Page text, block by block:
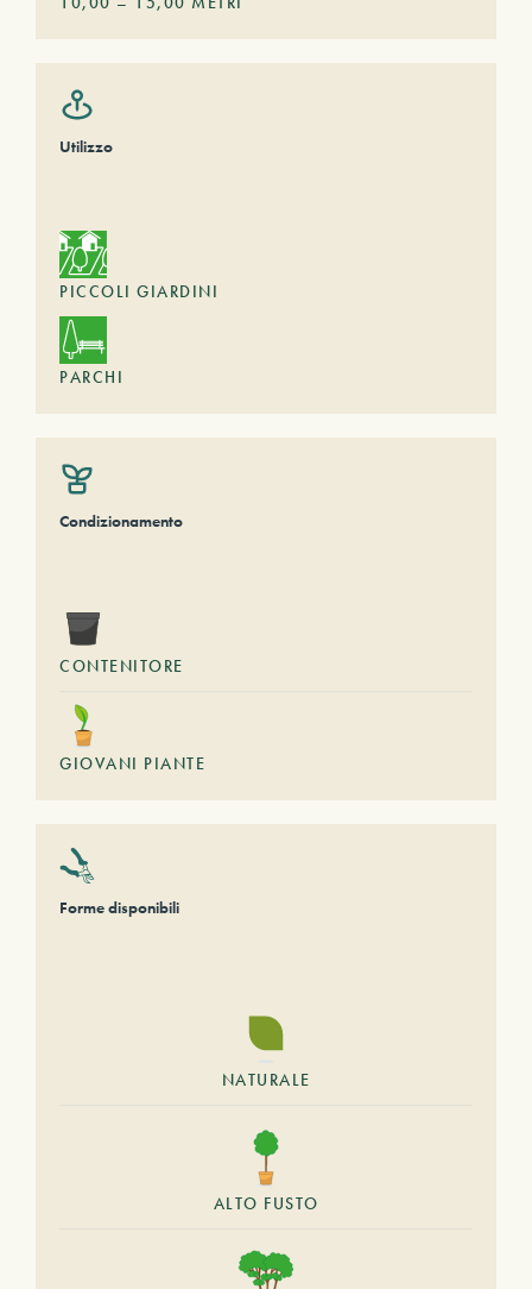
Utilizzo
PICCOLI GIARDINI
PARCHI
Condizionamento
CONTENITORE
GIOVANI PIANTE
Forme disponibili
NATURALE
ALTO FUSTO